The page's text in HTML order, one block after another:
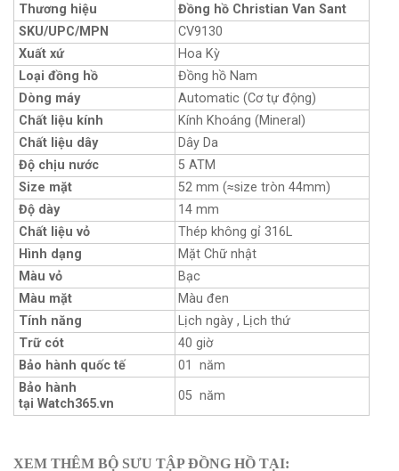
Thương hiệu
Đồng hồ Christian Van Sant
SKU/UPC/MPN
CV9130
Xuất xứ
Hoa Kỳ
Loại đồng hồ
Đồng hồ Nam
Dòng máy
Automatic (Cơ tự động)
Chất liệu kính
Kính Khoáng (Mineral)
Chất liệu dây
Dây Da
Độ chịu nước
5 ATM
Size mặt
52 mm (≈size tròn 44mm)
Độ dày
14 mm
Chất liệu vỏ
Thép không gỉ 316L
Hình dạng
Mặt Chữ nhật
Màu vỏ
Bạc
Màu mặt
Màu đen
Tính năng
Lịch ngày , Lịch thứ
Trữ cót
40 giờ
Bảo hành quốc tế
01 năm
Bảo hành
tại Watch365.vn
05 năm
XEM THÊM BỘ SƯU TẬP ĐỒNG HỒ TẠI: